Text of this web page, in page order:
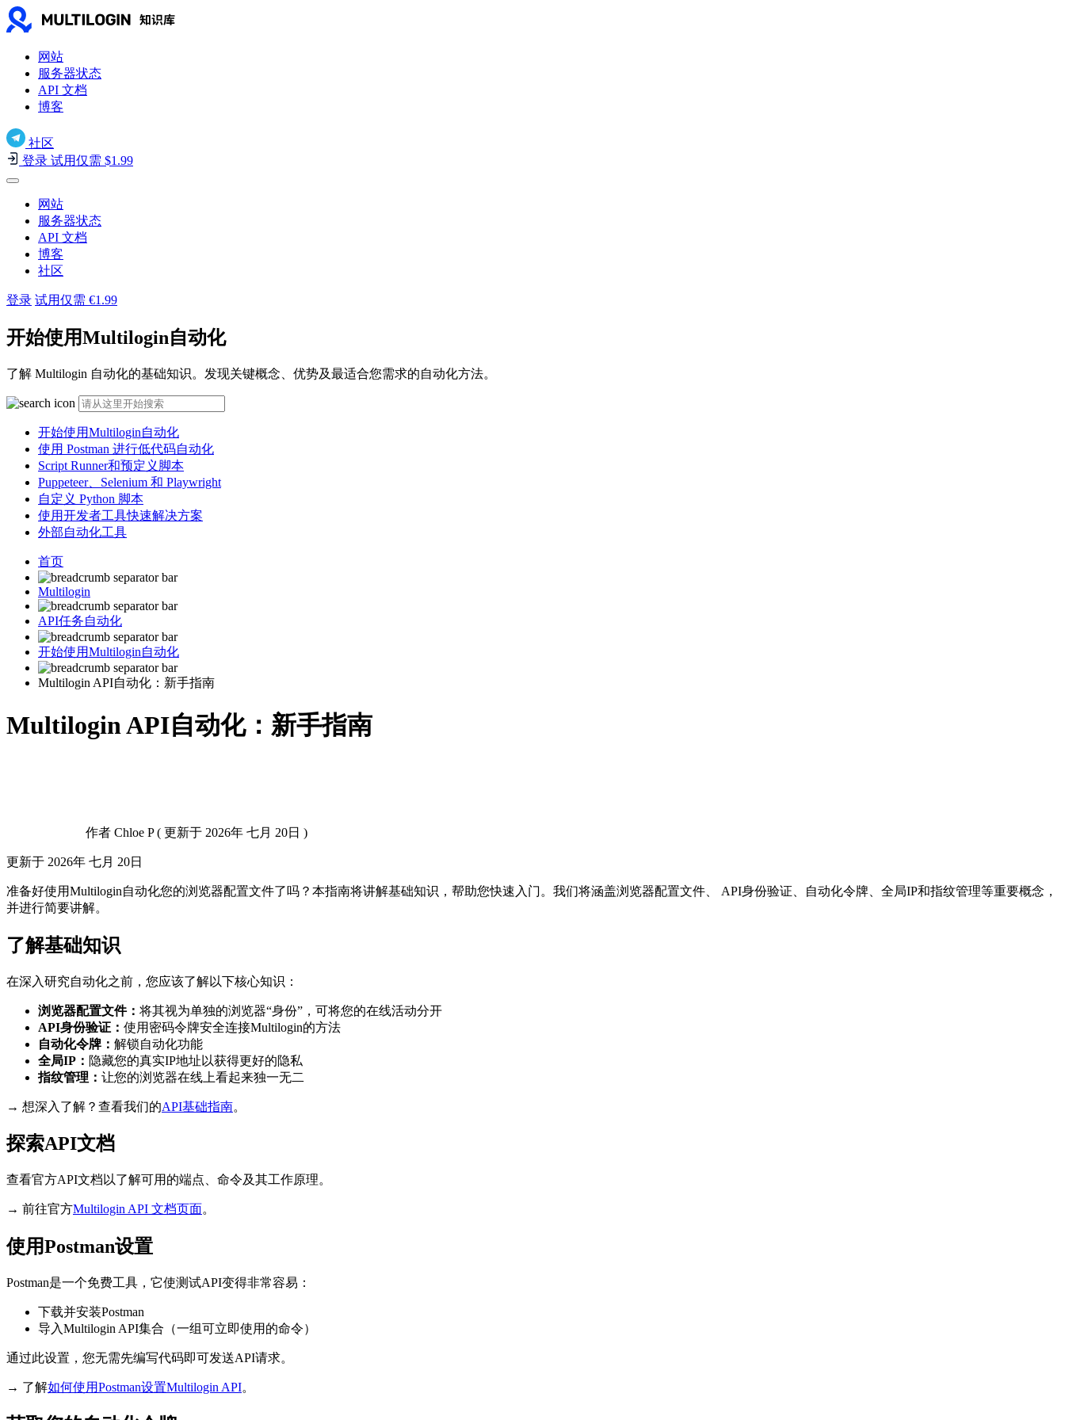
网站
服务器状态
API 文档
博客
社区
登录 试用仅需 $1.99
网站
服务器状态
API 文档
博客
社区
登录 试用仅需 €1.99
开始使用Multilogin自动化
了解 Multilogin 自动化的基础知识。发现关键概念、优势及最适合您需求的自动化方法。
开始使用Multilogin自动化
使用 Postman 进行低代码自动化
Script Runner和预定义脚本
Puppeteer、Selenium 和 Playwright
自定义 Python 脚本
使用开发者工具快速解决方案
外部自动化工具
首页
Multilogin
API任务自动化
开始使用Multilogin自动化
Multilogin API自动化：新手指南
Multilogin API自动化：新手指南
作者 Chloe P( 更新于 2026年 七月 20日 )
更新于 2026年 七月 20日
准备好使用Multilogin自动化您的浏览器配置文件了吗？本指南将讲解基础知识，帮助您快速入门。我们将涵盖浏览器配置文件、 API身份验证、自动化令牌、全局IP和指纹管理等重要概念，
并进行简要讲解。
了解基础知识
在深入研究自动化之前，您应该了解以下核心知识：
浏览器配置文件： 将其视为单独的浏览器“身份”，可将您的在线活动分开
API身份验证： 使用密码令牌安全连接Multilogin的方法
自动化令牌： 解锁自动化功能
全局IP： 隐藏您的真实IP地址以获得更好的隐私
指纹管理： 让您的浏览器在线上看起来独一无二
→ 想深入了解？查看我们的API基础指南。
探索API文档
查看官方API文档以了解可用的端点、命令及其工作原理。
→ 前往官方Multilogin API 文档页面。
使用Postman设置
Postman是一个免费工具，它使测试API变得非常容易：
下载并安装Postman
导入Multilogin API集合（一组可立即使用的命令）
通过此设置，您无需先编写代码即可发送API请求。
→ 了解如何使用Postman设置Multilogin API。